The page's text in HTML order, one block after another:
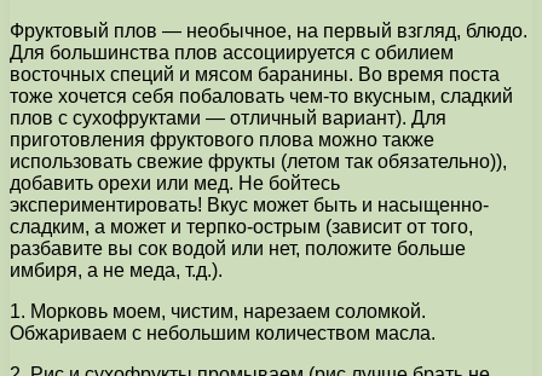
Фруктовый плов — необычное, на первый взгляд, блюдо.
Для большинства плов ассоциируется с обилием
восточных специй и мясом баранины. Во время поста
тоже хочется себя побаловать чем-то вкусным, сладкий
плов с сухофруктами — отличный вариант). Для
приготовления фруктового плова можно также
использовать свежие фрукты (летом так обязательно)),
добавить орехи или мед. Не бойтесь
экспериментировать! Вкус может быть и насыщенно-
сладким, а может и терпко-острым (зависит от того,
разбавите вы сок водой или нет, положите больше
имбиря, а не меда, т.д.).
1. Морковь моем, чистим, нарезаем соломкой.
Обжариваем с небольшим количеством масла.